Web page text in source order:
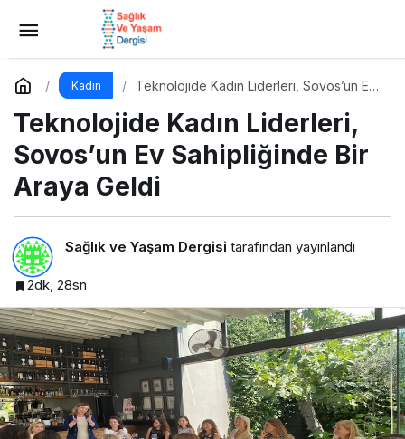
Kadın
Teknolojide Kadın Liderleri, Sovos’un Ev
Teknolojide Kadın Liderleri,
Sovos’un Ev Sahipliğinde Bir
Araya Geldi
Sağlık ve Yaşam Dergisi tarafından yayınlandı
2dk, 28sn
Flormar’ın Dudaklara Işıltı Veren Çok
Popüler Lipgloss Serisi Dewy Lip Booster’da 8 Yeni
Renk!
Yorum Yap